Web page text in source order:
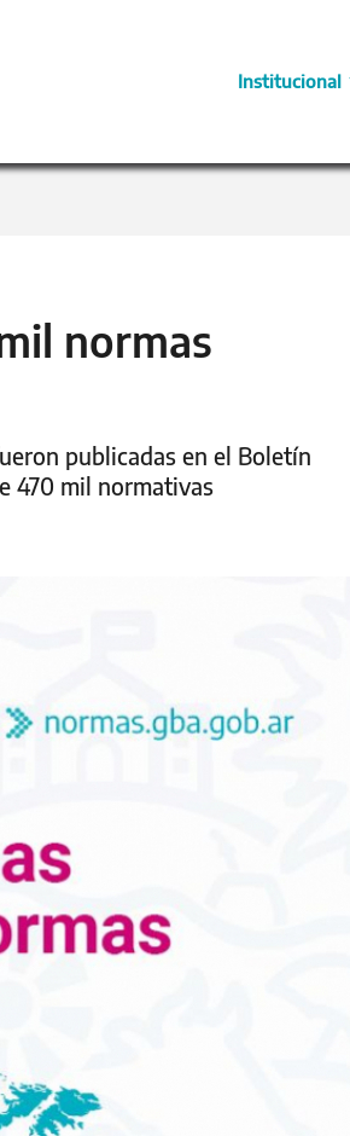
Institucional
normas
publicadas en el Boletín
470 mil normativas